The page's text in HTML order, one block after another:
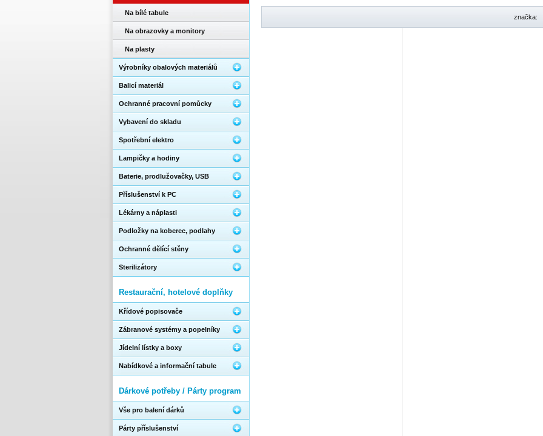
značka:
Na bílé tabule
Na obrazovky a monitory
Na plasty
Výrobníky obalových materiálů
Balicí materiál
Ochranné pracovní pomůcky
Vybavení do skladu
Spotřební elektro
Lampičky a hodiny
Baterie, prodlužovačky, USB
Příslušenství k PC
Lékárny a náplasti
Podložky na koberec, podlahy
Ochranné dělící stěny
Sterilizátory
Restaurační, hotelové doplňky
Křídové popisovače
Zábranové systémy a popelníky
Jídelní lístky a boxy
Nabídkové a informační tabule
Dárkové potřeby / Párty program
Vše pro balení dárků
Párty příslušenství